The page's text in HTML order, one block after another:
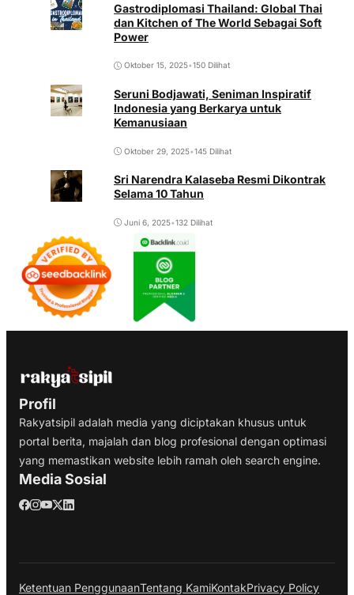
Gastrodiplomasi Thailand: Global Thai
dan Kitchen of The World Sebagai Soft
Power
Oktober 15, 2025•150 Dilihat
Seruni Bodjawati, Seniman Inspiratif
Indonesia yang Berkarya untuk
Kemanusiaan
Oktober 29, 2025•145 Dilihat
Sri Narendra Kalaseba Resmi Dikontrak
Selama 10 Tahun
Juni 6, 2025•132 Dilihat
Profil
Rakyatsipil adalah media yang diciptakan khusus untuk
portal berita, majalah dan blog profesional dengan optimasi
yang memastikan website lebih ramah oleh search engine.
Media Sosial
Ketentuan PenggunaanTentang KamiKontakPrivacy Policy